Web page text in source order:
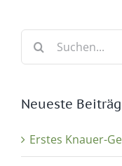
Suche
Neueste
Erstes Knauer-